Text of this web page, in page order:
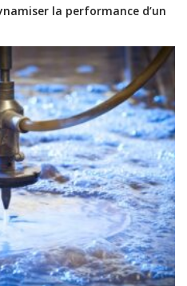
la performance d’un